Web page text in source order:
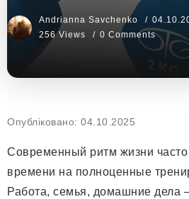
Andrianna Savchenko
256 Views
0 Comments
Опубліковано: 04.10.2025
Современный ритм жизни часто
времени на полноценные
Работа, семья, домашние дела